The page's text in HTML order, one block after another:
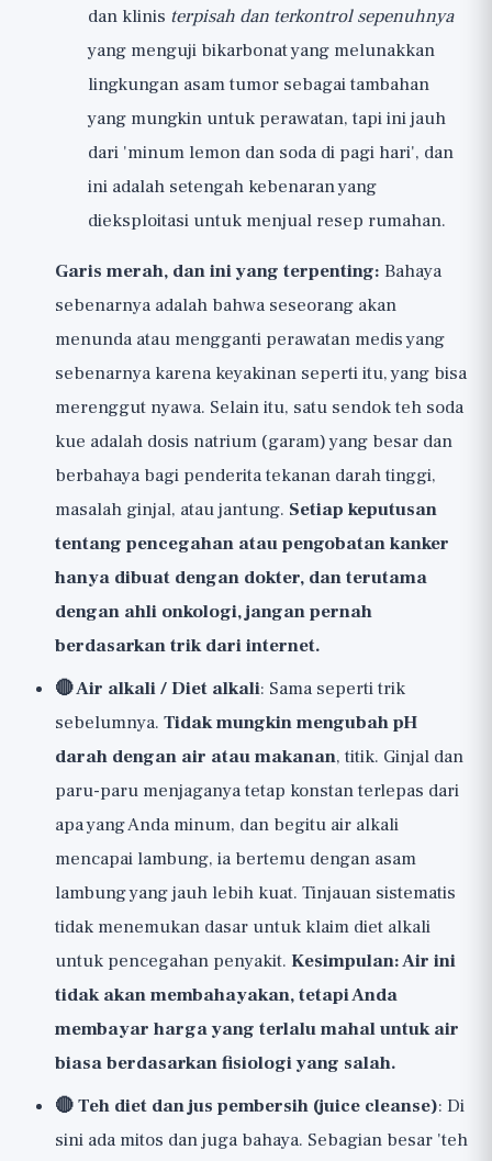
dan klinis terpisah dan terkontrol sepenuhnya
yang menguji bikarbonat yang melunakkan
lingkungan asam tumor sebagai tambahan
yang mungkin untuk perawatan, tapi ini jauh
dari 'minum lemon dan soda di pagi hari', dan
ini adalah setengah kebenaran yang
dieksploitasi untuk menjual resep rumahan.
Garis merah, dan ini yang terpenting: Bahaya
sebenarnya adalah bahwa seseorang akan
menunda atau mengganti perawatan medis yang
sebenarnya karena keyakinan seperti itu, yang bisa
merenggut nyawa. Selain itu, satu sendok teh soda
kue adalah dosis natrium (garam) yang besar dan
berbahaya bagi penderita tekanan darah tinggi,
masalah ginjal, atau jantung. Setiap keputusan
tentang pencegahan atau pengobatan kanker
hanya dibuat dengan dokter, dan terutama
dengan ahli onkologi, jangan pernah
berdasarkan trik dari internet.
🔴 Air alkali / Diet alkali: Sama seperti trik
sebelumnya. Tidak mungkin mengubah pH
darah dengan air atau makanan, titik. Ginjal dan
paru-paru menjaganya tetap konstan terlepas dari
apa yang Anda minum, dan begitu air alkali
mencapai lambung, ia bertemu dengan asam
lambung yang jauh lebih kuat. Tinjauan sistematis
tidak menemukan dasar untuk klaim diet alkali
untuk pencegahan penyakit. Kesimpulan: Air ini
tidak akan membahayakan, tetapi Anda
membayar harga yang terlalu mahal untuk air
biasa berdasarkan fisiologi yang salah.
🔴 Teh diet dan jus pembersih (juice cleanse): Di
sini ada mitos dan juga bahaya. Sebagian besar 'teh